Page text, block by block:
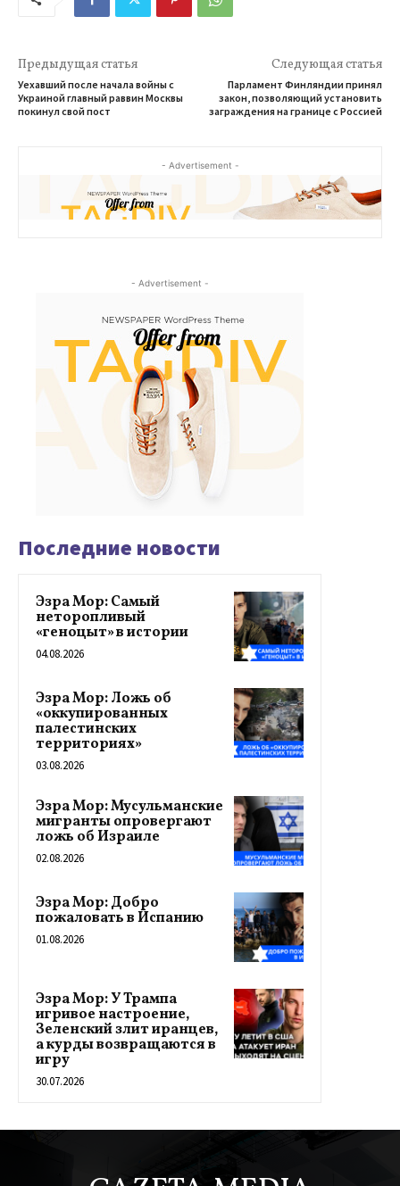
Предыдущая статья
Уехавший после начала войны с
Украиной главный раввин Москвы
покинул свой пост
Следующая статья
Парламент Финляндии принял
закон, позволяющий установить
заграждения на границе с Россией
- Advertisement -
- Advertisement -
Последние новости
Эзра Мор: Самый
неторопливый
«геноцыт» в истории
04.08.2026
Эзра Мор: Ложь об
«оккупированных
палестинских
территориях»
03.08.2026
Эзра Мор: Мусульманские
мигранты опровергают
ложь об Израиле
02.08.2026
Эзра Мор: Добро
пожаловать в Испанию
01.08.2026
Эзра Мор: У Трампа
игривое настроение,
Зеленский злит иранцев,
а курды возвращаются в
игру
30.07.2026